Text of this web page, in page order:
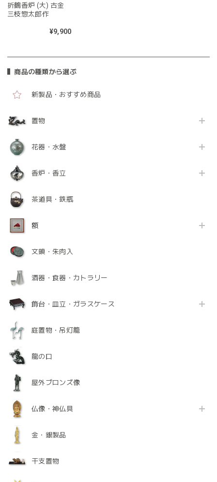
商品の種類から選ぶ
新製品・おすすめ商品
置物
花器・水盤
香炉・香立
茶道具・鉄瓶
額
文鎮・朱肉入
酒器・食器・カトラリー
飾台・皿立・ガラスケース
庭置物・吊灯籠
龍の口
屋外ブロンズ像
仏像・神仏具
金・銀製品
干支置物
折鶴香炉 (大) 古金
三枝惣太郎作
¥9,900